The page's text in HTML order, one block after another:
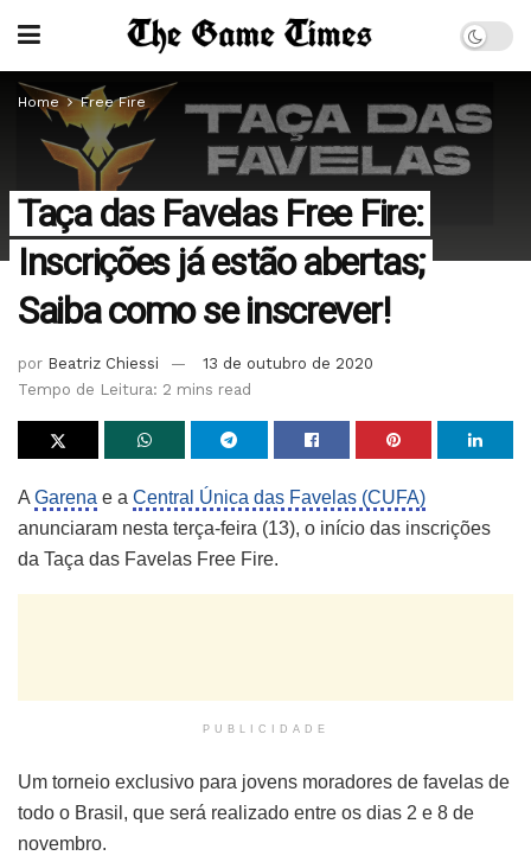
Home Free Fire
Taça das Favelas Free Fire:
Inscrições já estão abertas;
Saiba como se inscrever!
por Beatriz Chiessi
13 de outubro de 2020
Tempo de Leitura: 2 mins read
A Garena e a Central Única das Favelas (CUFA)
anunciaram nesta terça-feira (13), o início das inscrições
da Taça das Favelas Free Fire.
PUBLICIDADE
Um torneio exclusivo para jovens moradores de favelas de
todo o Brasil, que será realizado entre os dias 2 e 8 de
novembro.